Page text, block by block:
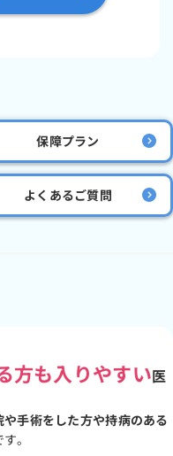
保障プラン
よくあるご質問
方も入りやすい医
や手術をした方や持病のある
。